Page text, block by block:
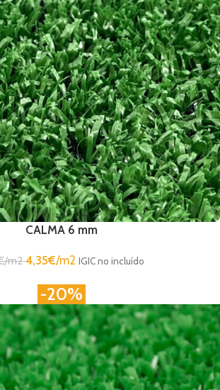
CALMA 6 mm
/m24,35€/m2 IGIC no incluído
-20%